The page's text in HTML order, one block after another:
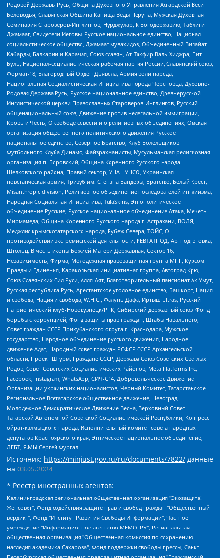
Родовой Державы Русь, Община Духовного Управления Асгардской Веси
Беловодья, Славянская Община Капища Веды Перуна, Мужская Духовная
Семинария Староверов-Инглингов, Нурджулар, К Богодержавию, Таблиги
Джамаат, Свидетели Иеговы, Русское национальное единство, Национал-
социалистическое общество, Джамаат мувахидов, Объединенный Вилайат
Кабарды, Балкарии и Карачая, Союз славян, Ат-Такфир Валь-Хиджра, Пит
Буль, Национал-социалистическая рабочая партия России, Славянский союз,
Формат-18, Благородный Орден Дьявола, Армия воли народа,
Национальная Социалистическая Инициатива города Череповца, Духовно-
Родовая Держава Русь, Русское национальное единство, Древнерусской
Инглистической церкви Православных Староверов-Инглингов, Русский
общенациональный союз, Движение против нелегальной иммиграции,
Кровь и Честь, О свободе совести и о религиозных объединениях, Омская
организация общественного политического движения Русское
национальное единство, Северное Братство, Клуб Болельщиков
Футбольного Клуба Динамо, Файзрахманисты, Мусульманская религиозная
организация п. Боровский, Община Коренного Русского народа
Щелковского района, Правый сектор, УНА - УНСО, Украинская
повстанческая армия, Тризуб им. Степана Бандеры, Братство, Белый Крест,
Misanthropic division, Религиозное объединение последователей инглиизма,
Народная Социальная Инициатива, TulaSkins, Этнополитическое
объединение Русские, Русское национальное объединение Атака, Мечеть
Мирмамеда, Община Коренного Русского народа г. Астрахани, ВОЛЯ,
Меджлис крымскотатарского народа, Рубеж Севера, ТОЙС, О
противодействии экстремистской деятельности, РЕВТАТПОД, Артподготовка,
Штольц, В честь иконы Божией Матери Державная, Сектор 16,
Независимость, Фирма, Молодежная правозащитная группа МПГ, Курсом
Правды и Единения, Каракольская инициативная группа, Автоград Крю,
Союз Славянских Сил Руси, Алля-Аят, Благотворительный пансионат Ак Умут,
Русская республика Русь, Арестантское уголовное единство, Башкорт, Нация
и свобода, Нация и свобода, W.H.С., Фалунь Дафа, Иртыш Ultras, Русский
Патриотический клуб-Новокузнецк/РПК, Сибирский державный союз, Фонд
борьбы с коррупцией, Фонд защиты прав граждан, Штабы Навального,
Совет граждан СССР Прикубанского округа г. Краснодара, Мужское
государство, Народное объединение русского движения, Народное
движение Адат, Народный совет граждан РСФСР СССР Архангельской
области, Проект Штурм, Граждане СССР, Держава Союз Советских Светлых
Родов, Совет Советских Социалистических Районов, Meta Platforms Inc,
Facebook, Instagram, WhatsApp, СИЧ-С14, Добровольческое Движение
Организации украинских националистов, Черный Комитет, Татарстанское
Региональное Всетатарское общественное движение, Невоград,
Молодежное Демократическое Движение Весна, Верховный Совет
Татарской Автономной Советской Социалистической Республики, Конгресс
ойрат-калмыцкого народа, Исполнительный комитет совета народных
депутатов Красноярского края, Этническое национальное объединение,
ЛГБТ, Я.МЫ Сергей Фургал
Источник: https://minjust.gov.ru/ru/documents/7822/ данные
на 03.05.2024
* Реестр иностранных агентов:
Калининградская региональная общественная организация "Экозащита!-Женсовет", Фонд содействия защите прав и свобод граждан "Общественный вердикт", Фонд "Институт Развития Свободы Информации", Частное учреждение "Информационное агентство МЕМО. РУ", Региональная общественная организация "Общественная комиссия по сохранению наследия академика Сахарова", Фонд поддержки свободы прессы, Санкт-Петербургская общественная правозащитная организация "Гражданский контроль", Межрегиональная общественная организация "Информационно-просветительский центр "Мемориал", Региональный Фонд "Центр Защиты Прав Средств Массовой Информации", с 05.12.2023 Фонд "Центр Защиты Прав Средств массовой информации", Региональная общественная благотворительная организация помощи беженцам и мигрантам "Гражданское содействие", Негосударственное образовательное учреждение дополнительного профессионального образования (повышение квалификации) специалистов "АКАДЕМИЯ ПО ПРАВАМ ЧЕЛОВЕКА", Свердловская региональная общественная организация "Сутяжник", Автономная некоммерческая организация "Центр независимых социологических исследований", Союз общественных объединений "Российский исследовательский центр по правам человека", Региональное общественное учреждение научно-информационный центр "МЕМОРИАЛ", Некоммерческая организация "Фонд защиты гласности", Автономная некоммерческая организация "Институт прав человека", Городская общественная организация "Екатеринбургское общество "МЕМОРИАЛ", Городская общественная организация "Рязанское историко-просветительское и правозащитное общество "Мемориал" (Рязанский Мемориал), Челябинский региональный орган общественной самодеятельности – женское общественное объединение "Женщины Евразии", Челябинский региональный орган общественной самодеятельности "Уральская правозащитная группа", Фонд содействия защите здоровья и социальной справедливости имени Андрея Рылькова, Автономная Некоммерческая Организация "Аналитический Центр Юрия Левады", Автономная некоммерческая организация социальной поддержки населения "Проект Апрель", Региональная общественная организация помощи женщинам и детям, находящимся в кризисной ситуации "Информационно-методический центр "Анна", Фонд содействия развитию массовых коммуникаций и правовому просвещению "Так-так-Так", Фонд содействия устойчивому развитию "Серебряная тайга", Свердловский региональный общественный фонд социальных проектов "Новое время", "Idel.Реалии", Кавказ.Реалии, Крым.Реалии, Телеканал Настоящее Время, Татаро-башкирская служба Радио Свобода (Azatliq Radiosi), Радио Свободная Европа/Радио Свобода (PCE/PC), "Сибирь.Реалии", "Фактограф", Благотворительный фонд помощи осужденным и их семьям, Автономная некоммерческая организация "Институт глобализации и социальных движений", Фонд "В защиту прав заключенных", Частное учреждение "Центр поддержки и содействия развитию средств массовой информации", Пензенский региональный общественный благотворительный фонд "Гражданский союз", "Север.Реалии", Некоммерческая организация Фонд "Правовая инициатива", Общество с ограниченной ответственностью "Радио Свободная Европа/Радио Свобода", Чешское информационное агентство "MEDIUM-ORIENT", Красноярская региональная общественная организация "Мы против СПИДа", Камалягин Денис Николаевич, Маркелов Сергей Евгеньевич, Пономарев Лев Александрович, Савицкая Людмила Алексеевна, Автономная некоммерческая организация "Центр по работе с проблемой насилия "НАСИЛИЮ.НЕТ", Межрегиональный профессиональный союз работников здравоохранения "Альянс врачей", Юридическое лицо, зарегистрированное в Латвийской Республике, SIA "Medusa Project" (регистрационный номер 40103797863, дата регистрации 10.06.2014), Некоммерческая организация "Фонд по борьбе с коррупцией", Автономная некоммерческая организация "Институт права и публичной политики", Баданин Роман Сергеевич, Гликин Максим Александрович, Железнова Мария Михайловна, Лукьянова Юлия Сергеевна, Маетная Елизавета Витальевна, Маняхин Петр Борисович, Чуракова Ольга Владимировна, Ярош Юлия Петровна, Юридическое лицо "The Insider SIA", зарегистрированное в Риге, Латвийская Республика (дата регистрации 26.06.2015), являющееся администратором доменного имени интернет-издания "The Insider SIA", https://theins.ru, Постернак Алексей Евгеньевич, Рубин Михаил Аркадьевич, Анин Роман Александрович, Юридическое лицо Istories fonds, зарегистрированное в Латвийской Республике (регистрационный номер 50008295751, дата регистрации 24.02.2020), Великовский Дмитрий Александрович, Долинина Ирина Николаевна, Мароховская Алеся Алексеевна, Шлейнов Роман Юрьевич, Шмагун Олеся Валентиновна, Общество с ограниченной ответственностью "Альтаир 2021", Общество с ограниченной ответственностью "Вега 2021", Общество с ограниченной ответственностью "Главный редактор 2021", Общество с ограниченной ответственностью "Ромашки монолит", Важенков Артем Валерьевич, Ивановская областная общественная организация "Центр гендерных исследований", Гурман Юрий Альбертович, Медиапроект "ОВД-Инфо", Егоров Владимир Владимирович, Жилинский Владимир Александрович, Общество с ограниченной ответственностью "ЗП", Иванова София Юрьевна, Карезина Инна Павловна, Кильтау Екатерина Викторовна, Петров Алексей Викторович, Пискунов Сергей Евгеньевич, Смирнов Сергей Сергеевич, Тихонов Михаил Сергеевич, Общество с ограниченной ответственностью "ЖУРНАЛИСТ-ИНОСТРАННЫЙ АГЕНТ", Арапова Галина Юрьевна, Вольтская Татьяна Анатольевна, Американская компания "Mason G.E.S. Anonymous Foundation" (США), являющаяся владельцем интернет-издания https://mnews.world/, Компания "Stichting Bellingcat", зарегистрированная в Нидерландах (дата регистрации 11.07.2018), Захаров Андрей Вячеславович, Клепиковская Екатерина Дмитриевна, Общество с ограниченной ответственностью "МЕМО", Перл Роман Александрович, Симонов Евгений Алексеевич, Соловьева Елена Анатольевна, Сотников Даниил Владимирович, Сурначева Елизавета Дмитриевна, Автономная некоммерческая организация по защите прав человека и информированию населения "Якутия – Наше Мнение", Общество с ограниченной ответственностью "Москоу диджитал медиа", с 26.01.2023 Общество с ограниченной ответственностью "Чайка Белые сады", Ветошкина Валерия Валерьевна, Заговора Максим Александрович, Межрегиональное общественное движение "Российская ЛГБТ - сеть", Оленичев Максим Владимирович, Павлов Иван Юрьевич, Скворцова Елена Сергеевна, Общество с ограниченной ответственностью "Как бы инагент", Кочетков Игорь Викторович, Общество с ограниченной ответственностью "Честные выборы", Еланчик Олег Александрович, Общество с ограниченной ответственностью "Нобелевский призыв", Гималова Регина Эмилевна, Григорьев Андрей Валерьевич, Григорьева Алина Александровна, Ассоциация по содействию защите прав призывников, альтернативнослужащих и военнослужащих "Правозащитная группа "Гражданин.Армия.Право", Хисамова Регина Фаритовна, Автономная некоммерческая организация по реализации социально-правовых программ "Лилит", Дальневосточное общественное движение "Маяк", Санкт-Петербургская ЛГБТ-инициативная группа "Выход", Инициативная группа ЛГБТ+ "Реверс", Алексеев Андрей Викторович, Бекбулатова Таисия Львовна, Беляев Иван Михайлович, Владыкина Елена Сергеевна, Гельман Марат Александрович, Никульшина Вероника Юрьевна, Толоконникова Надежда Андреевна, Шендерович Виктор Анатольевич, Общество с ограниченной ответственностью "Данное сообщение", Общество с ограниченной ответственностью Издательский дом "Новая глава", Айнбиндер Александра Александровна, Московский комьюнити-центр для ЛГБТ+инициатив, Благотворительный фонд развития филантропии, Deutsche Welle (Германия, Kurt-Schumacher-Strasse 3, 53113 Bonn), Борзунова Мария Михайловна, Воробьев Виктор Викторович, Голубева Анна Львовна, Константинова Алла Михайловна, Малкова Ирина Владимировна, Мурадов Мурад Абдулгалимович, Осетинская Елизавета Николаевна, Понасенков Евгений Николаевич, Ганапольский Матвей Юрьевич, Киселев Евгений Алексеевич, Борухович Ирина Григорьевна, Дремин Иван Тимофеевич, Дубровский Дмитрий Викторович, Красноярская региональная общественная организация поддержки и развития альтернативных образовательных технологий и межкультурных коммуникаций "ИНТЕРРА", Маяковская Екатерина Алексеевна, Фейгин Марк Захарович, Филимонов Андрей Викторович, Дзугкоева Регина Николаевна, Доброхотов Роман Александрович, Дудь Юрий Александрович, Елкин Сергей Владимирович, Кругликов Кирилл Игоревич, Сабунаева Мария Леонидовна, Семенов Алексей Владимирович, Шаинян Карен Багратович, Шульман Екатерина Михайловна, Асафьев Артур Валерьевич, Вахштайн Виктор Семенович, Венедиктов Алексей Алексеевич, Лушникова Екатерина Евгеньевна, Волков Леонид Михайлович, Невзоров Александр Глебович, Пархоменко Сергей Борисович, Сироткин Ярослав Николаевич, Кара-Мурза Владимир Владимирович, Баранова Наталья Владимировна, Гозман Леонид Яковлевич, Кагарлицкий Борис Юльевич, Климарев Михаил Валерьевич, Милов Владимир Станиславович, Автономная некоммерческая организация Краснодарский центр современного искусства "Типография", Моргенштерн Алишер Тагирович, Соболь Любовь Эдуардовна, Общество с ограниченной ответственностью "ЛИЗА НОРМ", Каспаров Гарри Кимович, Ходорковский Михаил Борисович, Общество с ограниченной ответственностью "Апрельские тезисы", Данилович Ирина Брониславовна, Кашин Олег Владимирович, Петров Николай Владимирович, Пивоваров Алексей Владимирович, Соколов Михаил Владимирович, Цветкова Юлия Владимировна, Чичваркин Евгений Александрович, Комитет против пыток/Команда против пыток, Общество с ограниченной ответственностью "Первый научный", Общество с ограниченной ответственностью "Вертолет и ко", Белоцерковская Вероника Борисовна, Кац Максим Евгеньевич, Лазарева Татьяна Юрьевна, Шаведдинов Руслан Табризович, Яшин Илья Валерьевич, Общество с ограниченной ответственностью "Иноагент ААВ", Алешковский Дмитрий Петрович, Альбац Евгения Марковна, Быков Дмитрий Львович, Галямина Юлия Евгеньевна, Лойко Сергей Леонидович, Мартынов Кирилл Константинович, Медведев Сергей Александрович, Крашенинников Федор Геннадиевич, Гордеева Катерина Вл